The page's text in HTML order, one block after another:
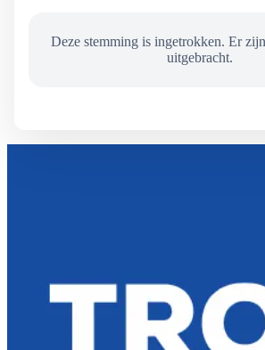
Deze stemming is ingetrokken. Er
uitgebracht.